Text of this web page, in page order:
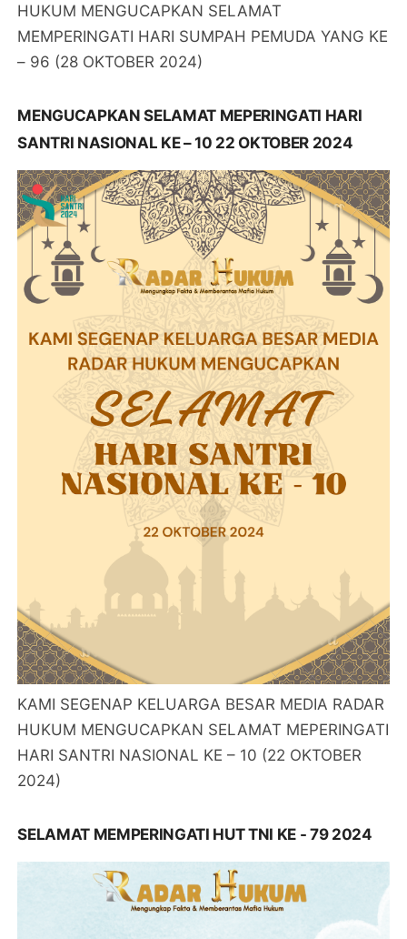
HUKUM MENGUCAPKAN SELAMAT
MEMPERINGATI HARI SUMPAH PEMUDA YANG KE
– 96 (28 OKTOBER 2024)
MENGUCAPKAN SELAMAT MEPERINGATI HARI
SANTRI NASIONAL KE – 10 22 OKTOBER 2024
KAMI SEGENAP KELUARGA BESAR MEDIA RADAR
HUKUM MENGUCAPKAN SELAMAT MEPERINGATI
HARI SANTRI NASIONAL KE – 10 (22 OKTOBER
2024)
SELAMAT MEMPERINGATI HUT TNI KE - 79 2024